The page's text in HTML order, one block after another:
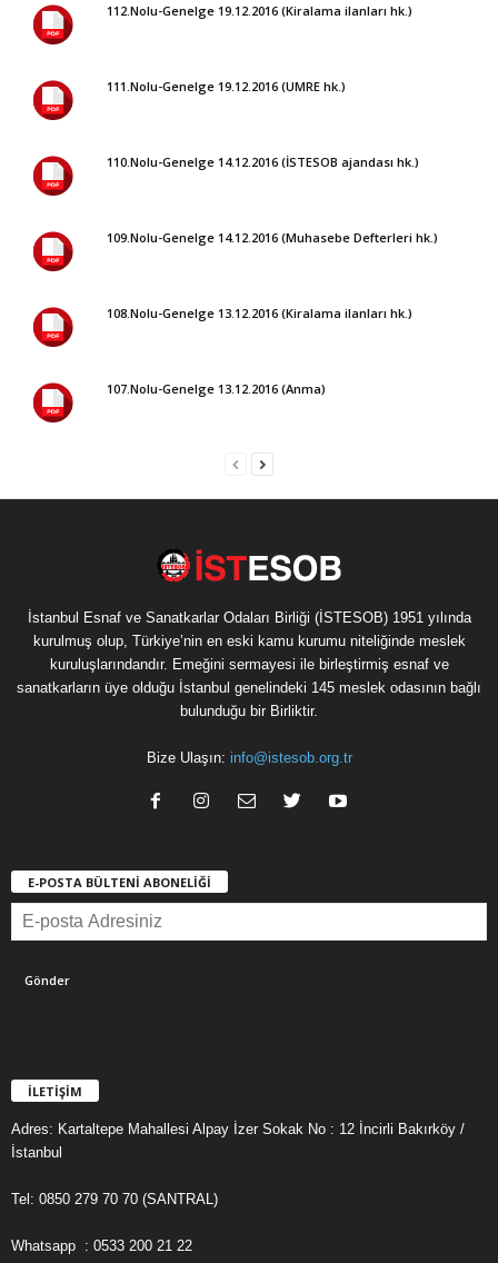
112.Nolu-Genelge 19.12.2016 (Kiralama ilanları hk.)
111.Nolu-Genelge 19.12.2016 (UMRE hk.)
110.Nolu-Genelge 14.12.2016 (İSTESOB ajandası hk.)
109.Nolu-Genelge 14.12.2016 (Muhasebe Defterleri hk.)
108.Nolu-Genelge 13.12.2016 (Kiralama ilanları hk.)
107.Nolu-Genelge 13.12.2016 (Anma)
İstanbul Esnaf ve Sanatkarlar Odaları Birliği (İSTESOB) 1951 yılında
kurulmuş olup, Türkiye’nin en eski kamu kurumu niteliğinde meslek
kuruluşlarındandır. Emeğini sermayesi ile birleştirmiş esnaf ve
sanatkarların üye olduğu İstanbul genelindeki 145 meslek odasının bağlı
bulunduğu bir Birliktir.
Bize Ulaşın: info@istesob.org.tr
E-POSTA BÜLTENİ ABONELİĞİ
İLETİŞİM
Adres: Kartaltepe Mahallesi Alpay İzer Sokak No : 12 İncirli Bakırköy /
İstanbul
Tel: 0850 279 70 70 (SANTRAL)
Whatsapp : 0533 200 21 22